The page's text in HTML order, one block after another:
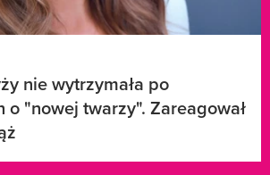
nie wytrzymała po
o "nowej twarzy". Zareagował